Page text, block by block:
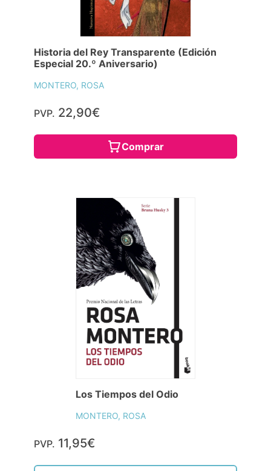
Historia del Rey Transparente (Edición
Especial 20.º Aniversario)
MONTERO, ROSA
PVP. 22,90€
Comprar
Los Tiempos del Odio
MONTERO, ROSA
PVP. 11,95€